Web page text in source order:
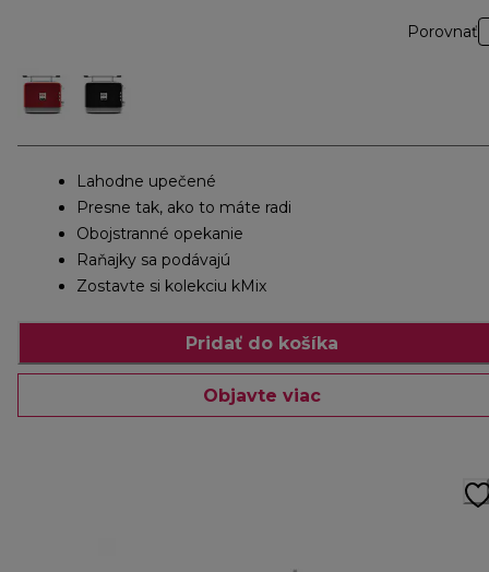
Porovnať
Lahodne upečené
Presne tak, ako to máte radi
Obojstranné opekanie
Raňajky sa podávajú
Zostavte si kolekciu kMix
Pridať do košíka
Objavte viac